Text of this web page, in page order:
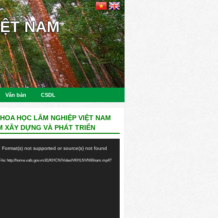
NAM
Văn bản CSDL
HỌC LÂM NGHIỆP VIỆT NAM
XÂY DỰNG VÀ PHÁT TRIỂN
Format(s) not supported or source(s) not found
http://home.vafs.gov.vn:81/KHCN/Video/VKHLNVN60nam.mp4?